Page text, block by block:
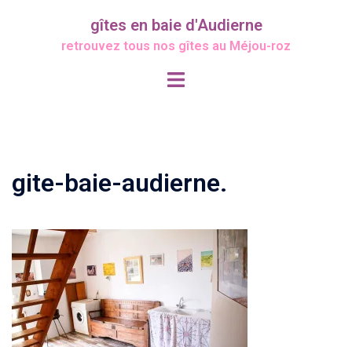
gîtes en baie d'Audierne
retrouvez tous nos gîtes au Méjou-roz
Ouvrir/fermer
gite-baie-audierne.